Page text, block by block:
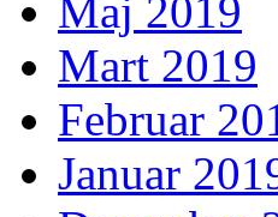
Maj 2019
Mart 2019
Februar
Januar